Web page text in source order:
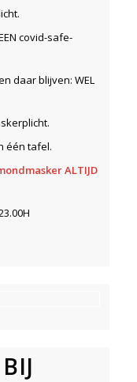
covid-safe-
daar blijven: WEL
één tafel.
ALTIJD